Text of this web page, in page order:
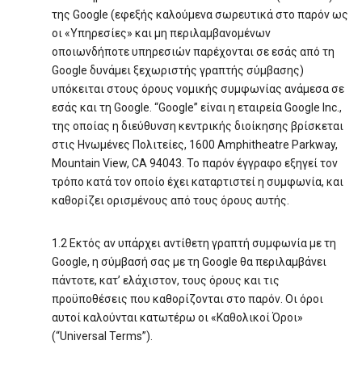
της Google (εφεξής καλούμενα σωρευτικά στο παρόν ως
οι «Υπηρεσίες» και μη περιλαμβανομένων
οποιωνδήποτε υπηρεσιών παρέχονται σε εσάς από τη
Google δυνάμει ξεχωριστής γραπτής σύμβασης)
υπόκειται στους όρους νομικής συμφωνίας ανάμεσα σε
εσάς και τη Google. “Google” είναι η εταιρεία Google Inc.,
της οποίας η διεύθυνση κεντρικής διοίκησης βρίσκεται
στις Ηνωμένες Πολιτείες, 1600 Amphitheatre Parkway,
Mountain View, CA 94043. Το παρόν έγγραφο εξηγεί τον
τρόπο κατά τον οποίο έχει καταρτιστεί η συμφωνία, και
καθορίζει ορισμένους από τους όρους αυτής.
1.2 Εκτός αν υπάρχει αντίθετη γραπτή συμφωνία με τη
Google, η σύμβασή σας με τη Google θα περιλαμβάνει
πάντοτε, κατ’ ελάχιστον, τους όρους και τις
προϋποθέσεις που καθορίζονται στο παρόν. Οι όροι
αυτοί καλούνται κατωτέρω οι «Καθολικοί Όροι»
(“Universal Terms”).